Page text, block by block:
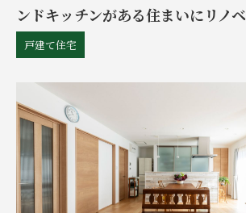
ンドキッチンがある住まいにリノベ
戸建て住宅